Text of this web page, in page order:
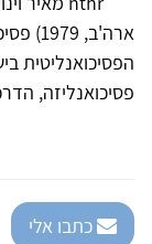
ארה'ב,
הפסיכואנליטית
פסיכואנליזה,
כתבו אלי